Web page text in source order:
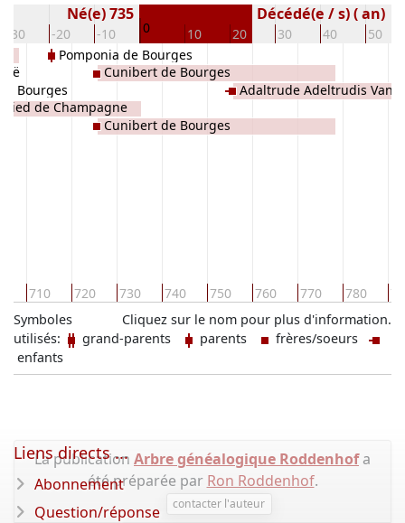
-30 -20 -10 0 10 20 30 40 50
Né(e) 735 Décédé(e / s) ( an)
710 720 730 740 750 760 770 780
Bourges
de Champagne
Pomponia de Bourges
Cunibert de Bourges
Cunibert de Bourges
Adaltrude Adeltrudis Van
Cliquez sur le nom pour plus d'information.
Symboles
utilisés:
grand-parents parents
frères/soeurs
enfants
La publication Arbre généalogique Roddenhofa
été préparée par Ron Roddenhof.
contacter l'auteur
Liens directs ...
Abonnement
Question/réponse